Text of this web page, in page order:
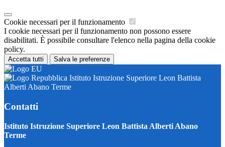
Cookie necessari per il funzionamento
I cookie necessari per il funzionamento non possono essere
disabilitati. È possibile consultare l'elenco nella pagina della cookie
policy.
Accetta tutti Salva le preferenze
Istituto Istruzione Superiore Leon Battista
Alberti Abano Terme
Contatti
Istituto Istruzione Superiore Leon Battista Alberti Abano
Terme